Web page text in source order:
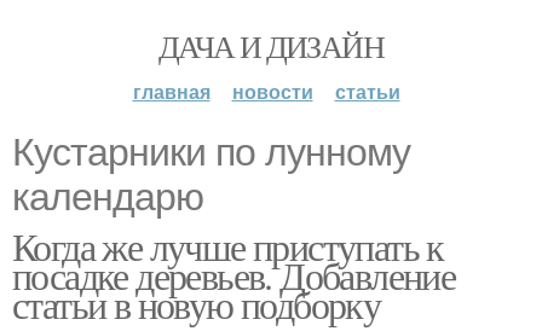
ДАЧА И ДИЗАЙН
главная новости статьи
Кустарники по лунному
календарю
Когда же лучше приступать к
посадке деревьев. Добавление
статьи в новую подборку